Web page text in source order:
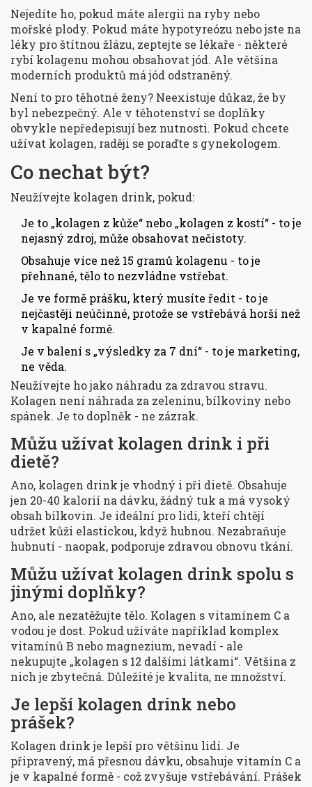
Nejedíte ho, pokud máte alergii na ryby nebo
mořské plody. Pokud máte hypotyreózu nebo jste na
léky pro štítnou žlázu, zeptejte se lékaře - některé
rybí kolagenu mohou obsahovat jód. Ale většina
moderních produktů má jód odstraněný.
Není to pro těhotné ženy? Neexistuje důkaz, že by
byl nebezpečný. Ale v těhotenství se doplňky
obvykle nepředepisují bez nutnosti. Pokud chcete
užívat kolagen, raději se poraďte s gynekologem.
Co nechat být?
Neužívejte kolagen drink, pokud:
Je to „kolagen z kůže“ nebo „kolagen z kostí“ - to je
nejasný zdroj, může obsahovat nečistoty.
Obsahuje více než 15 gramů kolagenu - to je
přehnané, tělo to nezvládne vstřebat.
Je ve formě prášku, který musíte ředit - to je
nejčastěji neúčinné, protože se vstřebává horší než
v kapalné formě.
Je v balení s „výsledky za 7 dní“ - to je marketing,
ne věda.
Neužívejte ho jako náhradu za zdravou stravu.
Kolagen není náhrada za zeleninu, bílkoviny nebo
spánek. Je to doplněk - ne zázrak.
Můžu užívat kolagen drink i při
dietě?
Ano, kolagen drink je vhodný i při dietě. Obsahuje
jen 20-40 kalorií na dávku, žádný tuk a má vysoký
obsah bílkovin. Je ideální pro lidi, kteří chtějí
udržet kůži elastickou, když hubnou. Nezabraňuje
hubnutí - naopak, podporuje zdravou obnovu tkání.
Můžu užívat kolagen drink spolu s
jinými doplňky?
Ano, ale nezatěžujte tělo. Kolagen s vitamínem C a
vodou je dost. Pokud užíváte například komplex
vitamínů B nebo magnezium, nevadí - ale
nekupujte „kolagen s 12 dalšími látkami“. Většina z
nich je zbytečná. Důležité je kvalita, ne množství.
Je lepší kolagen drink nebo
prášek?
Kolagen drink je lepší pro většinu lidí. Je
připravený, má přesnou dávku, obsahuje vitamín C a
je v kapalné formě - což zvyšuje vstřebávání. Prášek